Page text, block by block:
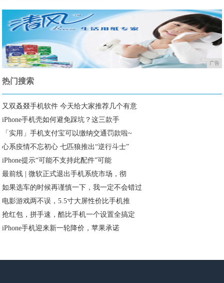
广告
热门搜索
又双叒叕手机软件 今天给大家推荐几个有意
iPhone手机壳如何避免踩坑？这三款手
「实用」手机支付宝可以缴纳交通罚款啦~
心系疫情不忘初心 七匹狼推出“逆行斗士”
iPhone提示“可能不支持此配件”可能
最前线 | 微软正式退出手机系统市场，彻
如果选车的时候再谨慎一下，我一定不会错过
电影游戏两不误，5.5寸大屏性价比手机推
抢红包，拼手速，酷比手机一个设置全搞定
iPhone手机迎来新一轮降价，苹果承诺